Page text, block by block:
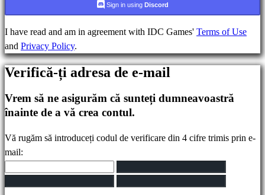
Cont
Înregistrare
Ți-
ai
uitat
Schimbarea
limbii
Sign in using Discord
I have read and am in agreement with IDC Games' Terms of Use
and Privacy Policy.
Verifică-ți adresa de e-mail
Vrem să ne asigurăm că sunteți dumneavoastră
înainte de a vă crea contul.
Vă rugăm să introduceți codul de verificare din 4 cifre trimis prin e-
mail: